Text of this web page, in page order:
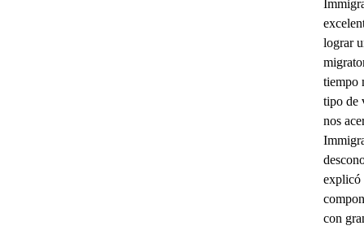
lograr
tiempo
tipo de
nos
explicó
con